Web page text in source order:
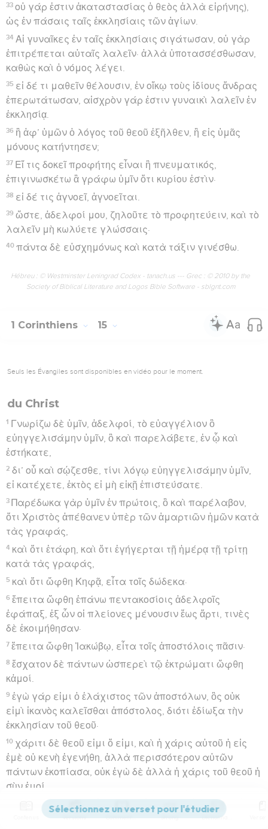
33 οὐ γάρ ἐστιν ἀκαταστασίας ὁ θεὸς ἀλλὰ εἰρήνης),
ὡς ἐν πάσαις ταῖς ἐκκλησίαις τῶν ἁγίων.
34 Αἱ γυναῖκες ἐν ταῖς ἐκκλησίαις σιγάτωσαν, οὐ γὰρ
ἐπιτρέπεται αὐταῖς λαλεῖν· ἀλλὰ ὑποτασσέσθωσαν,
καθὼς καὶ ὁ νόμος λέγει.
35 εἰ δέ τι μαθεῖν θέλουσιν, ἐν οἴκῳ τοὺς ἰδίους ἄνδρας
ἐπερωτάτωσαν, αἰσχρὸν γάρ ἐστιν γυναικὶ λαλεῖν ἐν
ἐκκλησίᾳ.
36 ἢ ἀφ’ ὑμῶν ὁ λόγος τοῦ θεοῦ ἐξῆλθεν, ἢ εἰς ὑμᾶς
μόνους κατήντησεν;
37 Εἴ τις δοκεῖ προφήτης εἶναι ἢ πνευματικός,
ἐπιγινωσκέτω ἃ γράφω ὑμῖν ὅτι κυρίου ἐστὶν·
38 εἰ δέ τις ἀγνοεῖ, ἀγνοεῖται.
39 ὥστε, ἀδελφοί μου, ζηλοῦτε τὸ προφητεύειν, καὶ τὸ
λαλεῖν μὴ κωλύετε γλώσσαις·
40 πάντα δὲ εὐσχημόνως καὶ κατὰ τάξιν γινέσθω.
Hébreu : © Westminster Leningrad Codex - tanach.us --- Grec : © 2010 by the
Society of Biblical Literature and Logos Bible Software - sblgnt.com
1 Corinthiens 15
Seuls les Évangiles sont disponibles en vidéo pour le moment.
du Christ
1 Γνωρίζω δὲ ὑμῖν, ἀδελφοί, τὸ εὐαγγέλιον ὃ
εὐηγγελισάμην ὑμῖν, ὃ καὶ παρελάβετε, ἐν ᾧ καὶ
ἑστήκατε,
2 δι’ οὗ καὶ σῴζεσθε, τίνι λόγῳ εὐηγγελισάμην ὑμῖν,
εἰ κατέχετε, ἐκτὸς εἰ μὴ εἰκῇ ἐπιστεύσατε.
3 Παρέδωκα γὰρ ὑμῖν ἐν πρώτοις, ὃ καὶ παρέλαβον,
ὅτι Χριστὸς ἀπέθανεν ὑπὲρ τῶν ἁμαρτιῶν ἡμῶν κατὰ
τὰς γραφάς,
4 καὶ ὅτι ἐτάφη, καὶ ὅτι ἐγήγερται τῇ ἡμέρᾳ τῇ τρίτῃ
κατὰ τὰς γραφάς,
5 καὶ ὅτι ὤφθη Κηφᾷ, εἶτα τοῖς δώδεκα·
6 ἔπειτα ὤφθη ἐπάνω πεντακοσίοις ἀδελφοῖς
ἐφάπαξ, ἐξ ὧν οἱ πλείονες μένουσιν ἕως ἄρτι, τινὲς
δὲ ἐκοιμήθησαν·
7 ἔπειτα ὤφθη Ἰακώβῳ, εἶτα τοῖς ἀποστόλοις πᾶσιν·
8 ἔσχατον δὲ πάντων ὡσπερεὶ τῷ ἐκτρώματι ὤφθη
κἀμοί.
9 ἐγὼ γάρ εἰμι ὁ ἐλάχιστος τῶν ἀποστόλων, ὃς οὐκ
εἰμὶ ἱκανὸς καλεῖσθαι ἀπόστολος, διότι ἐδίωξα τὴν
ἐκκλησίαν τοῦ θεοῦ·
10 χάριτι δὲ θεοῦ εἰμι ὅ εἰμι, καὶ ἡ χάρις αὐτοῦ ἡ εἰς
ἐμὲ οὐ κενὴ ἐγενήθη, ἀλλὰ περισσότερον αὐτῶν
πάντων ἐκοπίασα, οὐκ ἐγὼ δὲ ἀλλὰ ἡ χάρις τοῦ θεοῦ ἡ
σὺν ἐμοί.
εἴτε οὖν ἐγὼ εἴτε ἐκεῖνοι, οὕτως κηρύσσομεν καὶ
οὕτως ἐπιστεύσατε.
Versions Commentaires Strong